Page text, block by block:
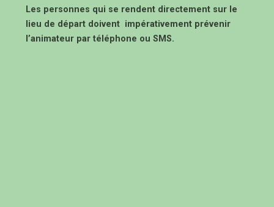
Les personnes qui se rendent directement sur le
lieu de départ doivent impérativement prévenir
l’animateur par téléphone ou SMS.